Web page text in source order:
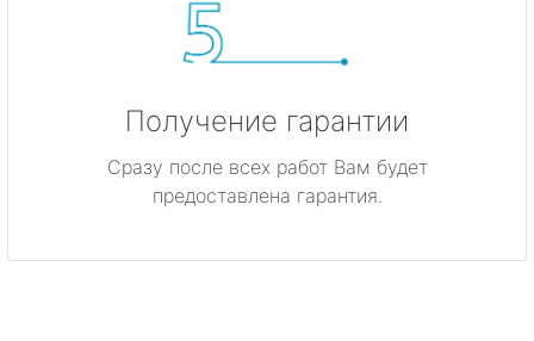
Получение гарантии
Сразу после всех работ Вам будет
предоставлена гарантия.